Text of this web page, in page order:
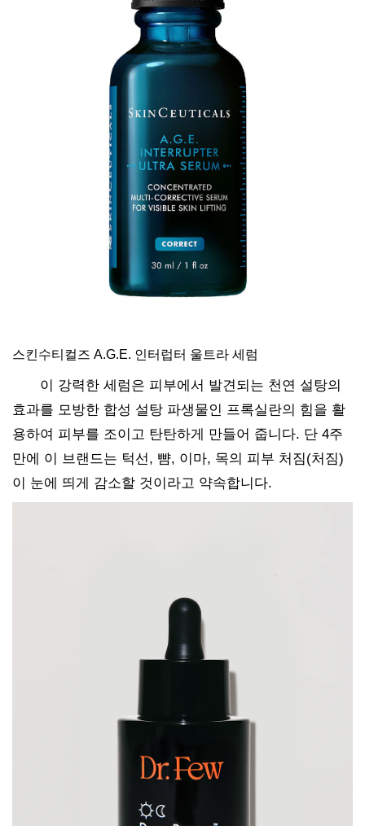
스킨수티컬즈 A.G.E. 인터럽터 울트라 세럼
이 강력한 세럼은 피부에서 발견되는 천연 설탕의
효과를 모방한 합성 설탕 파생물인 프록실란의 힘을 활
용하여 피부를 조이고 탄탄하게 만들어 줍니다. 단 4주
만에 이 브랜드는 턱선, 뺨, 이마, 목의 피부 처짐(처짐)
이 눈에 띄게 감소할 것이라고 약속합니다.